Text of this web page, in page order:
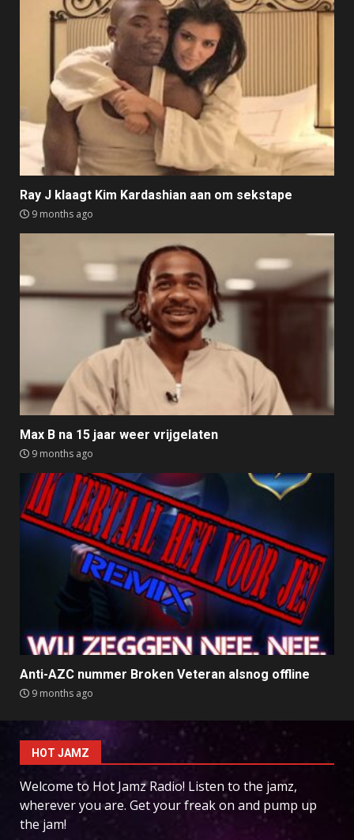
Ray J klaagt Kim Kardashian aan om sekstape
9 months ago
Max B na 15 jaar weer vrijgelaten
9 months ago
Anti-AZC nummer Broken Veteran alsnog offline
9 months ago
HOT JAMZ
Welcome to Hot Jamz Radio! Listen to the jamz,
wherever you are. Get your freak on and pump up
the jam!